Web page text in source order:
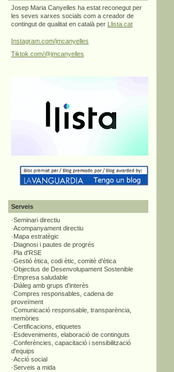
Josep Maria Canyelles ha estat reconegut per
les seves xarxes socials com a creador de
contingut de qualitat en català per
Llista.cat
Instagram.com/jmcanyelles
Tiktok.com/@jmcanyelles
Serveis
·Seminari directiu
·Acompanyament directiu
·Mapa estratègic
·Diagnosi i pautes de progrés
·Pla d'RSE
·Gestió ètica, codi ètic, comitè d'ètica
·Objectius de Desenvolupament Sostenible
·Empresa saludable
·Diàleg amb grups d'interès
·Compres responsables, cadena de
proveïment
·Comunicació responsable, transparència,
memòries
·Certificacions, etiquetes
·Esdeveniments, elaboració de continguts
·Conferències, capacitació i sensibilització
d'equips
·Acció social
·Serveis a mida